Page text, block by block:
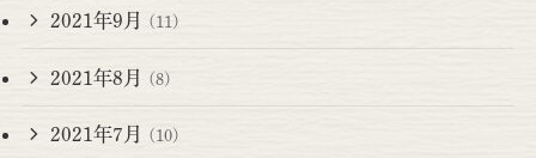
2021年9月 (11)
2021年8月 (8)
2021年7月 (10)